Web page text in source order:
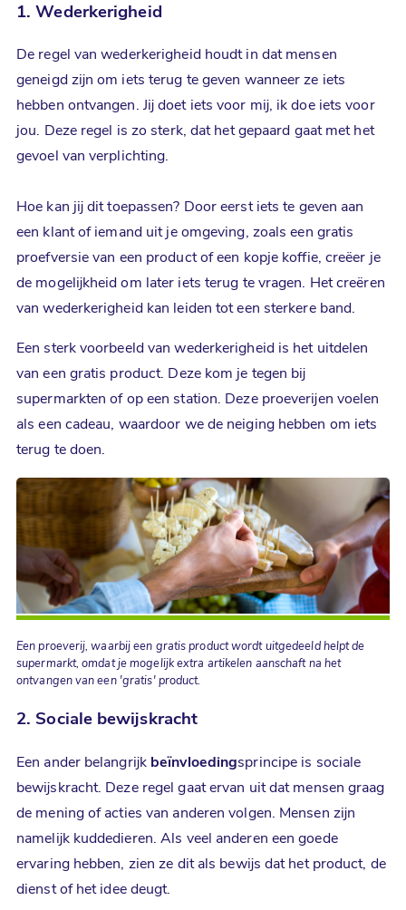
1. Wederkerigheid
De regel van wederkerigheid houdt in dat mensen
geneigd zijn om iets terug te geven wanneer ze iets
hebben ontvangen. Jij doet iets voor mij, ik doe iets voor
jou. Deze regel is zo sterk, dat het gepaard gaat met het
gevoel van verplichting.
Hoe kan jij dit toepassen? Door eerst iets te geven aan
een klant of iemand uit je omgeving, zoals een gratis
proefversie van een product of een kopje koffie, creëer je
de mogelijkheid om later iets terug te vragen. Het creëren
van wederkerigheid kan leiden tot een sterkere band.
Een sterk voorbeeld van wederkerigheid is het uitdelen
van een gratis product. Deze kom je tegen bij
supermarkten of op een station. Deze proeverijen voelen
als een cadeau, waardoor we de neiging hebben om iets
terug te doen.
Een proeverij, waarbij een gratis product wordt uitgedeeld helpt de
supermarkt, omdat je mogelijk extra artikelen aanschaft na het
ontvangen van een 'gratis' product.
2. Sociale bewijskracht
Een ander belangrijk beïnvloedingsprincipe is sociale
bewijskracht. Deze regel gaat ervan uit dat mensen graag
de mening of acties van anderen volgen. Mensen zijn
namelijk kuddedieren. Als veel anderen een goede
ervaring hebben, zien ze dit als bewijs dat het product, de
dienst of het idee deugt.